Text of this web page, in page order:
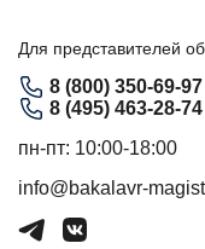
Для представителей
8 (800) 350-69-97
8 (495) 463-28-74
пн-пт: 10:00-18:00
info@bakalavr-